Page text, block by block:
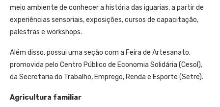
meio ambiente de conhecer a história das iguarias, a partir de
experiências sensoriais, exposições, cursos de capacitação,
palestras e workshops.
Além disso, possui uma seção com a Feira de Artesanato,
promovida pelo Centro Público de Economia Solidária (Cesol),
da Secretaria do Trabalho, Emprego, Renda e Esporte (Setre).
Agricultura familiar